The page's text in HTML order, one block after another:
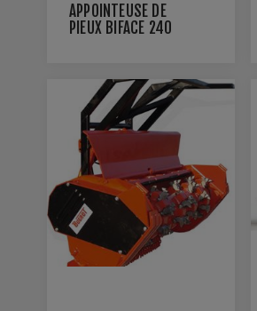
APPOINTEUSE DE
PIEUX BIFACE 240